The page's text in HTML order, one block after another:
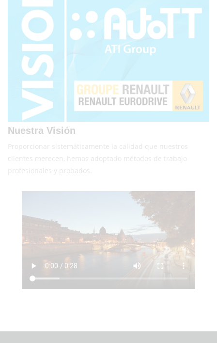
Nuestra Visión
Proporcionar sistemáticamente la calidad que nuestros
clientes merecen, hemos adoptado métodos de trabajo
profesionales y probados.